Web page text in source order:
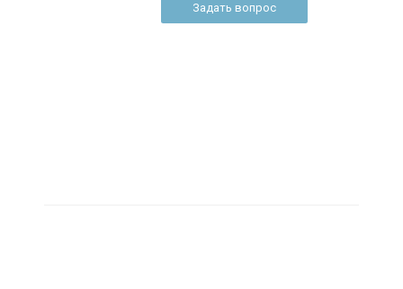
Задать вопрос